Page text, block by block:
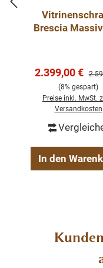
Beschreibung
Teak massiv mit
fertig montiert
2-teilig Ober &
Brescia
Verkaufspreis:
2.399,00 €
(8% gespart)
Preise inkl. MwSt.
Versandkosten
In den
Produktgalerie